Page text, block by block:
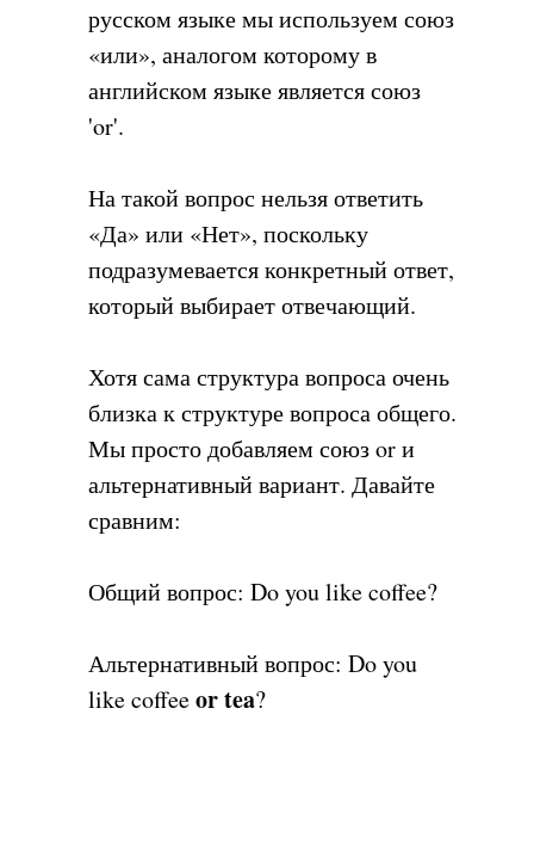
русском языке мы используем союз
«или», аналогом которому в
английском языке является союз
'or'.
На такой вопрос нельзя ответить
«Да» или «Нет», поскольку
подразумевается конкретный ответ,
который выбирает отвечающий.
Хотя сама структура вопроса очень
близка к структуре вопроса общего.
Мы просто добавляем союз or и
альтернативный вариант. Давайте
сравним:
Общий вопрос: Do you like coffee?
Альтернативный вопрос: Do you
like coffeeor tea?